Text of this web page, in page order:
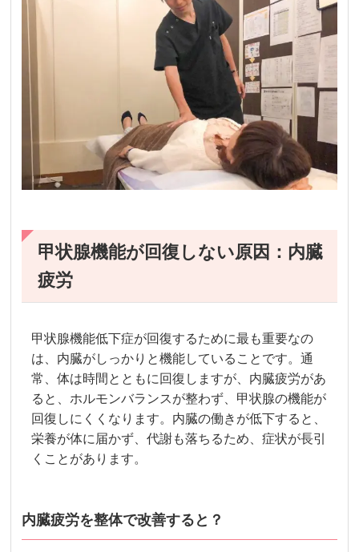
甲状腺機能が回復しない原因：内臓
疲労
甲状腺機能低下症が回復するために最も重要なの
は、内臓がしっかりと機能していることです。通
常、体は時間とともに回復しますが、内臓疲労があ
ると、ホルモンバランスが整わず、甲状腺の機能が
回復しにくくなります。内臓の働きが低下すると、
栄養が体に届かず、代謝も落ちるため、症状が長引
くことがあります。
内臓疲労を整体で改善すると？